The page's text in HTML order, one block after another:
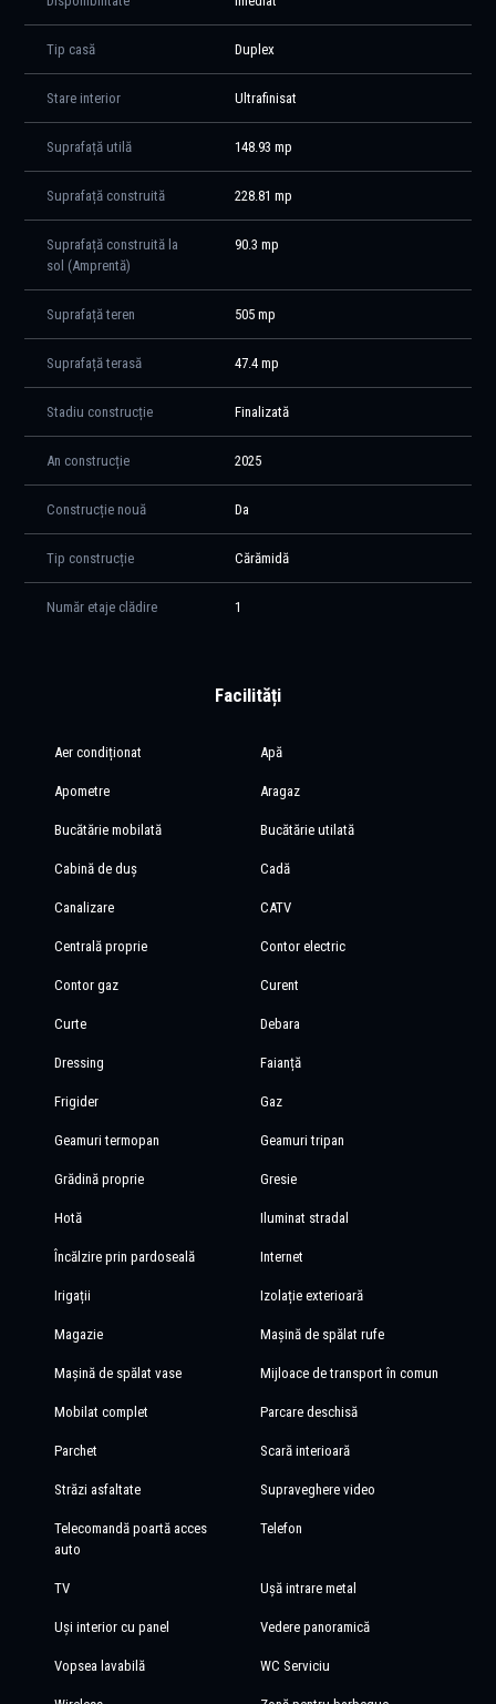
Casa se află într-o zonă liniștită din Tunari, cu acces rapid către DN1,
autostrada A3, Pipera, București și Aeroportul Henri Coandă. În
proximitate există școli, grădinițe, supermarket-uri și zone comerciale,
ceea ce face proprietatea potrivită atât pentru familii, cât și pentru cei
care lucrează în nordul Capitalei.
Această locuință reprezintă o oportunitate rară de a achiziționa o casă
spațioasă, modernă și bine amplasată, cu finisaje și mobilier premium,
Pentru mai multe detalii și pentru a programa o vizionare, vă rugăm să
ne contactați.
Tip casă Duplex
Stare interior Ultrafinisat
Suprafață utilă 148.93 mp
Suprafață construită 228.81 mp
Suprafață construită la
sol (Amprentă)
90.3 mp
Suprafață teren 505 mp
Suprafață terasă 47.4 mp
Stadiu construcție Finalizată
An construcție 2025
Construcție nouă Da
Tip construcție Cărămidă
Număr etaje clădire 1
Facilități
Aer condiționat Apă
Apometre Aragaz
Bucătărie mobilată Bucătărie utilată
Cabină de duș Cadă
Canalizare CATV
Centrală proprie Contor electric
Contor gaz Curent
Curte Debara
Dressing Faianță
Frigider Gaz
Geamuri termopan Geamuri tripan
Grădină proprie Gresie
Hotă Iluminat stradal
Încălzire prin pardoseală Internet
Irigații Izolație exterioară
Magazie Mașină de spălat rufe
Mașină de spălat vase Mijloace de transport în comun
Mobilat complet Parcare deschisă
Parchet Scară interioară
Străzi asfaltate Supraveghere video
Telecomandă poartă acces
auto
Telefon
TV Ușă intrare metal
Uși interior cu panel Vedere panoramică
Vopsea lavabilă WC Serviciu